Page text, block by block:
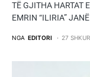
TË GJITHA HARTAT
EMRIN “ILIRIA”
NGA EDITORI 27